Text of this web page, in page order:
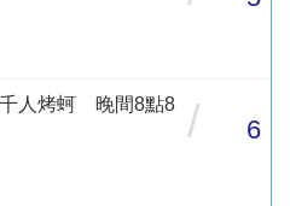
千人烤蚵 晚間8點8
/ 6